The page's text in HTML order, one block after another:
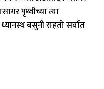
पृथ्वीच्या त्या
बसुनी राहतो सर्वात